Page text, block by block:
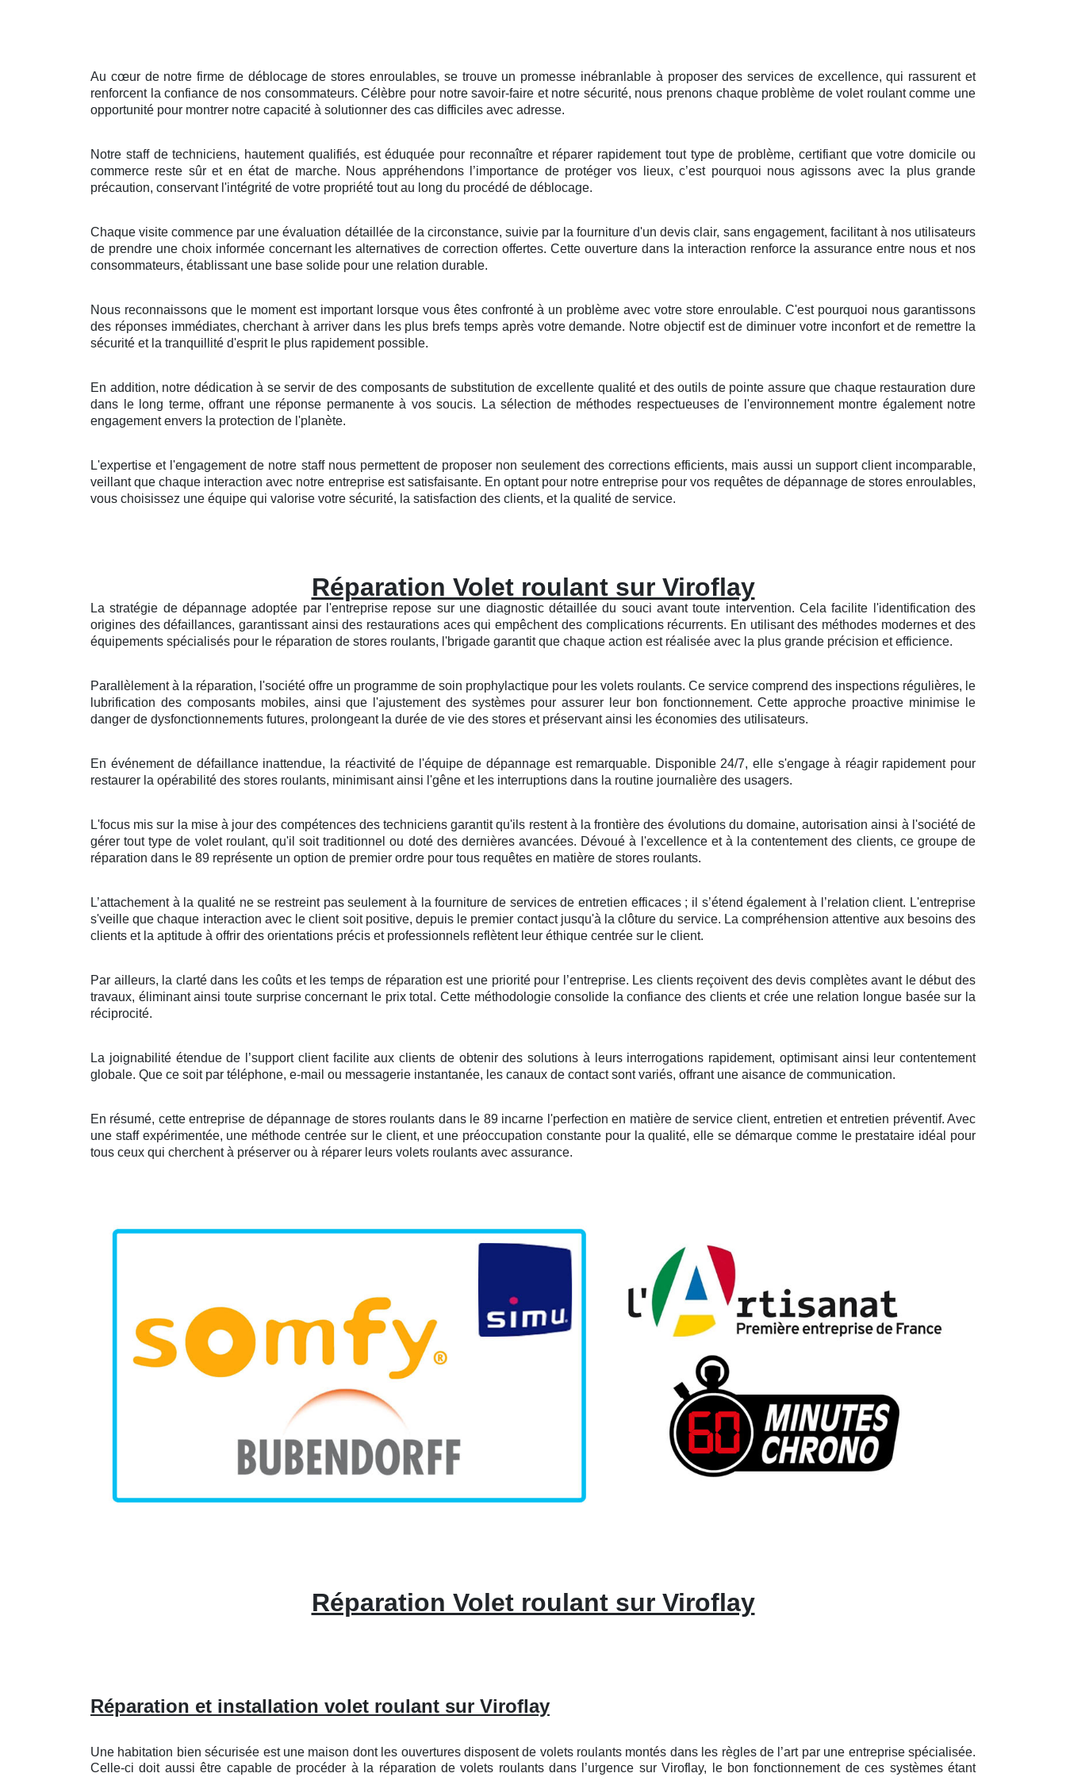
Au cœur de notre firme de déblocage de stores enroulables, se trouve un promesse inébranlable à proposer des services de excellence, qui rassurent et
renforcent la confiance de nos consommateurs. Célèbre pour notre savoir-faire et notre sécurité, nous prenons chaque problème de volet roulant comme une
opportunité pour montrer notre capacité à solutionner des cas difficiles avec adresse.
Notre staff de techniciens, hautement qualifiés, est éduquée pour reconnaître et réparer rapidement tout type de problème, certifiant que votre domicile ou
commerce reste sûr et en état de marche. Nous appréhendons l’importance de protéger vos lieux, c’est pourquoi nous agissons avec la plus grande
précaution, conservant l'intégrité de votre propriété tout au long du procédé de déblocage.
Chaque visite commence par une évaluation détaillée de la circonstance, suivie par la fourniture d'un devis clair, sans engagement, facilitant à nos utilisateurs
de prendre une choix informée concernant les alternatives de correction offertes. Cette ouverture dans la interaction renforce la assurance entre nous et nos
consommateurs, établissant une base solide pour une relation durable.
Nous reconnaissons que le moment est important lorsque vous êtes confronté à un problème avec votre store enroulable. C'est pourquoi nous garantissons
des réponses immédiates, cherchant à arriver dans les plus brefs temps après votre demande. Notre objectif est de diminuer votre inconfort et de remettre la
sécurité et la tranquillité d'esprit le plus rapidement possible.
En addition, notre dédication à se servir de des composants de substitution de excellente qualité et des outils de pointe assure que chaque restauration dure
dans le long terme, offrant une réponse permanente à vos soucis. La sélection de méthodes respectueuses de l'environnement montre également notre
engagement envers la protection de l'planète.
L'expertise et l'engagement de notre staff nous permettent de proposer non seulement des corrections efficients, mais aussi un support client incomparable,
veillant que chaque interaction avec notre entreprise est satisfaisante. En optant pour notre entreprise pour vos requêtes de dépannage de stores enroulables,
vous choisissez une équipe qui valorise votre sécurité, la satisfaction des clients, et la qualité de service.
Réparation Volet roulant sur Viroflay
La stratégie de dépannage adoptée par l'entreprise repose sur une diagnostic détaillée du souci avant toute intervention. Cela facilite l'identification des
origines des défaillances, garantissant ainsi des restaurations aces qui empêchent des complications récurrents. En utilisant des méthodes modernes et des
équipements spécialisés pour le réparation de stores roulants, l'brigade garantit que chaque action est réalisée avec la plus grande précision et efficience.
Parallèlement à la réparation, l'société offre un programme de soin prophylactique pour les volets roulants. Ce service comprend des inspections régulières, le
lubrification des composants mobiles, ainsi que l'ajustement des systèmes pour assurer leur bon fonctionnement. Cette approche proactive minimise le
danger de dysfonctionnements futures, prolongeant la durée de vie des stores et préservant ainsi les économies des utilisateurs.
En événement de défaillance inattendue, la réactivité de l'équipe de dépannage est remarquable. Disponible 24/7, elle s'engage à réagir rapidement pour
restaurer la opérabilité des stores roulants, minimisant ainsi l'gêne et les interruptions dans la routine journalière des usagers.
L'focus mis sur la mise à jour des compétences des techniciens garantit qu'ils restent à la frontière des évolutions du domaine, autorisation ainsi à l'société de
gérer tout type de volet roulant, qu'il soit traditionnel ou doté des dernières avancées. Dévoué à l'excellence et à la contentement des clients, ce groupe de
réparation dans le 89 représente un option de premier ordre pour tous requêtes en matière de stores roulants.
L’attachement à la qualité ne se restreint pas seulement à la fourniture de services de entretien efficaces ; il s’étend également à l’relation client. L'entreprise
s'veille que chaque interaction avec le client soit positive, depuis le premier contact jusqu'à la clôture du service. La compréhension attentive aux besoins des
clients et la aptitude à offrir des orientations précis et professionnels reflètent leur éthique centrée sur le client.
Par ailleurs, la clarté dans les coûts et les temps de réparation est une priorité pour l’entreprise. Les clients reçoivent des devis complètes avant le début des
travaux, éliminant ainsi toute surprise concernant le prix total. Cette méthodologie consolide la confiance des clients et crée une relation longue basée sur la
réciprocité.
La joignabilité étendue de l’support client facilite aux clients de obtenir des solutions à leurs interrogations rapidement, optimisant ainsi leur contentement
globale. Que ce soit par téléphone, e-mail ou messagerie instantanée, les canaux de contact sont variés, offrant une aisance de communication.
En résumé, cette entreprise de dépannage de stores roulants dans le 89 incarne l'perfection en matière de service client, entretien et entretien préventif. Avec
une staff expérimentée, une méthode centrée sur le client, et une préoccupation constante pour la qualité, elle se démarque comme le prestataire idéal pour
tous ceux qui cherchent à préserver ou à réparer leurs volets roulants avec assurance.
Réparation Volet roulant sur Viroflay
Réparation et installation volet roulant sur Viroflay
Une habitation bien sécurisée est une maison dont les ouvertures disposent de volets roulants montés dans les règles de l’art par une entreprise spécialisée.
Celle-ci doit aussi être capable de procéder à la réparation de volets roulants dans l’urgence sur Viroflay, le bon fonctionnement de ces systèmes étant